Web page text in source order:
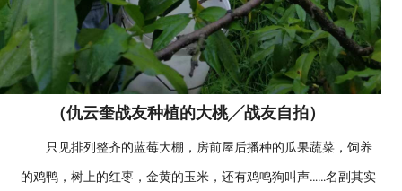
（仇云奎战友种植的大桃╱战友自拍）
只见排列整齐的蓝莓大棚，房前屋后播种的瓜果蔬菜，饲养
的鸡鸭，树上的红枣，金黄的玉米，还有鸡鸣狗叫声……名副其实